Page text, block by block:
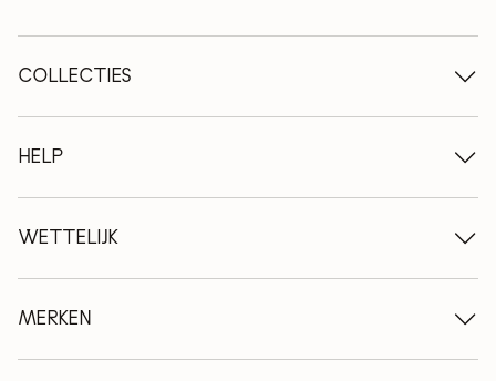
COLLECTIES
Houten tafels
Uitschuifbare tafels
Houten stoelen
Houten ladekasten
Houten bedden
HELP
Wie we zijn
Leveringsvoorwaarden
Professionals
FAQ
WETTELIJK
Betalingswijzen
Privacybeleid
MERKEN
NordicStory